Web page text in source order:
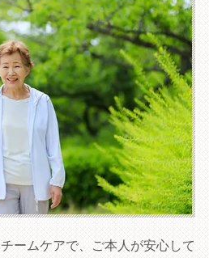
ームケアで、ご本人が安心して